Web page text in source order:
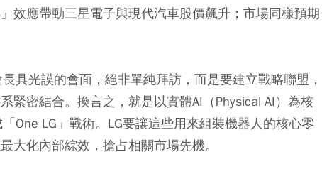
效應帶動三星電子與現代汽車股價飆升；市場同樣預期
具光謨的會面，絕非單純拜訪，而是要建立戰略聯盟，
緊密結合。換言之，就是以實體AI（Physical AI）為核
One LG」戰術。LG要讓這些用來組裝機器人的核心零
大化內部綜效，搶占相關市場先機。